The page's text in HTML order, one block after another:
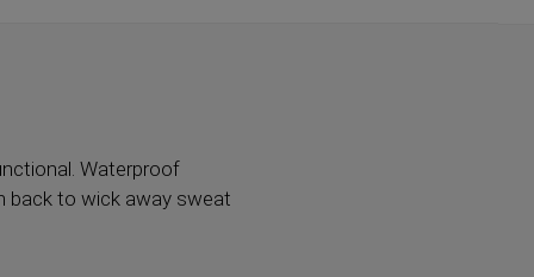
Waterproof
back to wick away sweat